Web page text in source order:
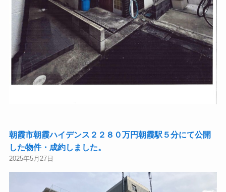
朝霞市朝霞ハイデンス２２８０万円朝霞駅５分にて公開
した物件・成約しました。
2025年5月27日